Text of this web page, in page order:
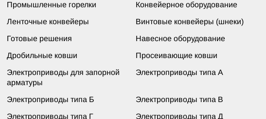
Промышленные горелки Конвейерное оборудование
Ленточные конвейеры Винтовые конвейеры (шнеки)
Готовые решения Навесное оборудование
Дробильные ковши Просеивающие ковши
Электроприводы для запорной
арматуры
Электроприводы типа А
Электроприводы типа Б Электроприводы типа В
Электроприводы типа Г Электроприводы типа Д